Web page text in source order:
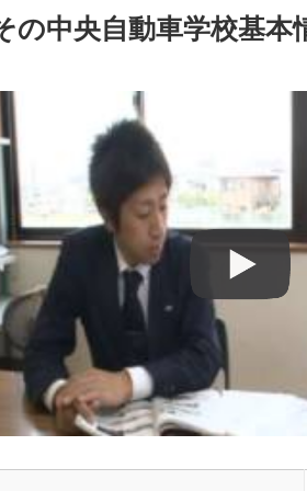
の中央自動車学校基本